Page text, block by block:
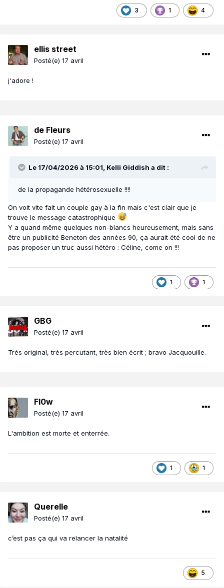
3 1 4
ellis street
Posté(e) 17 avril
j'adore !
de Fleurs
Posté(e) 17 avril
Le 17/04/2026 à 15:01, Kelli Giddish a dit :
de la propagande hétérosexuelle !!!!
On voit vite fait un couple gay à la fin mais c'est clair que je
trouve le message catastrophique
Y a quand même quelques non-blancs heureusement, mais sans
être un publicité Beneton des années 90, ça aurait été cool de ne
pas proposer un truc aussi hétéro : Céline, come on !!!
1 1
GBG
Posté(e) 17 avril
Très original, très percutant, très bien écrit ; bravo Jacquouille.
Fl0w
Posté(e) 17 avril
L'ambition est morte et enterrée.
1 1
Querelle
Posté(e) 17 avril
c’est pas ça qui va relancer la natalité
5